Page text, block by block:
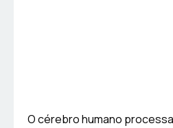
O cérebro humano